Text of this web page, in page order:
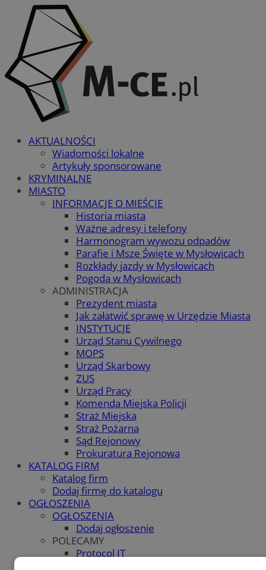
AKTUALNOŚCI
Wiadomości lokalne
Artykuły sponsorowane
KRYMINALNE
MIASTO
INFORMACJE O MIEŚCIE
Historia miasta
Ważne adresy i telefony
Harmonogram wywozu odpadów
Parafie i Msze Święte w Mysłowicach
Rozkłady jazdy w Mysłowicach
Pogoda w Mysłowicach
ADMINISTRACJA
Prezydent miasta
Jak załatwić sprawę w Urzędzie Miasta
INSTYTUCJE
Urząd Stanu Cywilnego
MOPS
Urząd Skarbowy
ZUS
Urząd Pracy
Komenda Miejska Policji
Straż Miejska
Straż Pożarna
Sąd Rejonowy
Prokuratura Rejonowa
KATALOG FIRM
Katalog firm
Dodaj firmę do katalogu
OGŁOSZENIA
OGŁOSZENIA
Dodaj ogłoszenie
POLECAMY
Protocol IT